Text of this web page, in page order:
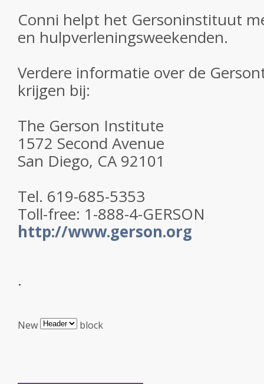
Conni helpt het Gersoninstituut
en hulpverleningsweekenden.
Verdere informatie over de
krijgen bij:
The Gerson Institute
1572 Second Avenue
San Diego, CA 92101
Tel. 619-685-5353
Toll-free: 1-888-4-GERSON
http://www.gerson.org
.
New block